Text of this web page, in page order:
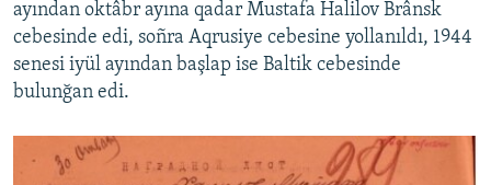
ayından oktâbr ayına qadar Mustafa Halilov Brânsk
cebesinde edi, soñra Aqrusiye cebesine yollanıldı, 1944
senesi iyül ayından başlap ise Baltik cebesinde
bulunğan edi.